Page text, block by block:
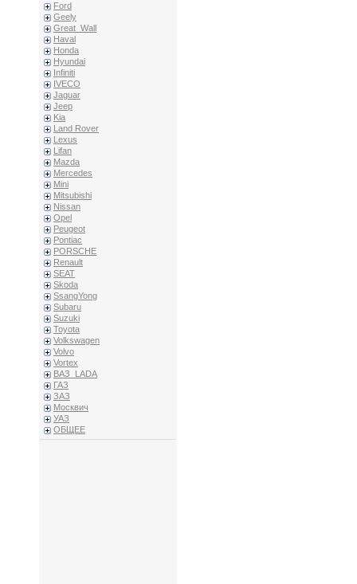
Ford
Geely
Great_Wall
Haval
Honda
Hyundai
Infiniti
IVECO
Jaguar
Jeep
Kia
Land Rover
Lexus
Lifan
Mazda
Mercedes
Mini
Mitsubishi
Nissan
Opel
Peugeot
Pontiac
PORSCHE
Renault
SEAT
Skoda
SsangYong
Subaru
Suzuki
Toyota
Volkswagen
Volvo
Vortex
ВАЗ_LADA
ГАЗ
ЗАЗ
Москвич
УАЗ
ОБЩЕЕ